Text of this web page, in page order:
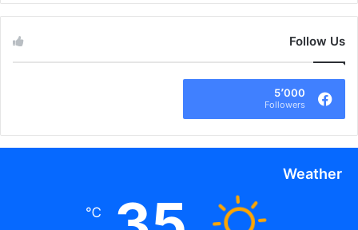
Follow Us
5٬000
Followers
Weather
℃